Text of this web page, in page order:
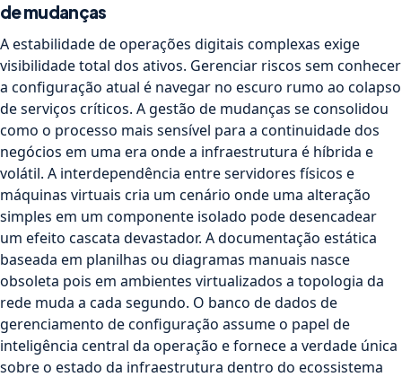
de mudanças
A estabilidade de operações digitais complexas exige
visibilidade total dos ativos. Gerenciar riscos sem conhecer
a configuração atual é navegar no escuro rumo ao colapso
de serviços críticos. A gestão de mudanças se consolidou
como o processo mais sensível para a continuidade dos
negócios em uma era onde a infraestrutura é híbrida e
volátil. A interdependência entre servidores físicos e
máquinas virtuais cria um cenário onde uma alteração
simples em um componente isolado pode desencadear
um efeito cascata devastador. A documentação estática
baseada em planilhas ou diagramas manuais nasce
obsoleta pois em ambientes virtualizados a topologia da
rede muda a cada segundo. O banco de dados de
gerenciamento de configuração assume o papel de
inteligência central da operação e fornece a verdade única
sobre o estado da infraestrutura dentro do ecossistema